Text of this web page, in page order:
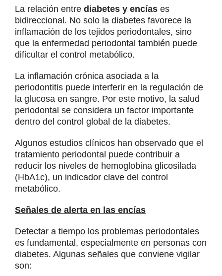
La relación entre diabetes y encías es
bidireccional. No solo la diabetes favorece la
inflamación de los tejidos periodontales, sino
que la enfermedad periodontal también puede
dificultar el control metabólico.
La inflamación crónica asociada a la
periodontitis puede interferir en la regulación de
la glucosa en sangre. Por este motivo, la salud
periodontal se considera un factor importante
dentro del control global de la diabetes.
Algunos estudios clínicos han observado que el
tratamiento periodontal puede contribuir a
reducir los niveles de hemoglobina glicosilada
(HbA1c), un indicador clave del control
metabólico.
Señales de alerta en las encías
Detectar a tiempo los problemas periodontales
es fundamental, especialmente en personas con
diabetes. Algunas señales que conviene vigilar
son: